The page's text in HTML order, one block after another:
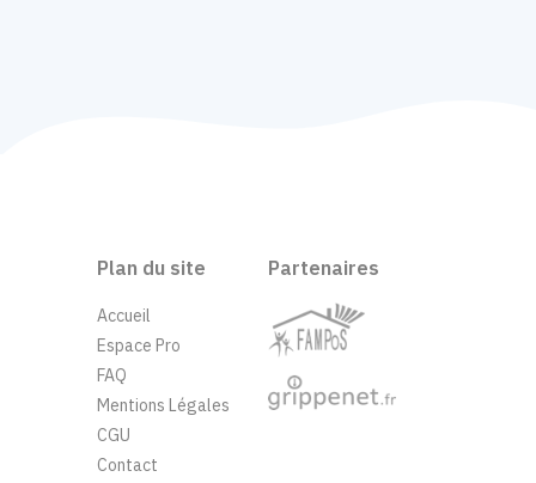
Plan du site
Accueil
Espace Pro
FAQ
Mentions Légales
CGU
Contact
Partenaires